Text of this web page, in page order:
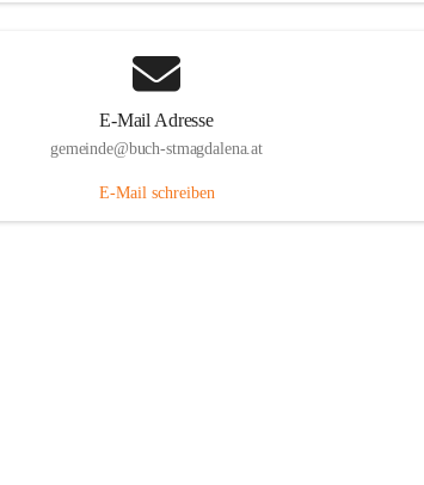
E-Mail Adresse
gemeinde@buch-stmagdalena.at
E-Mail schreiben